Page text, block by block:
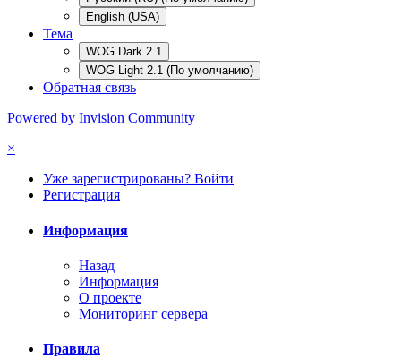
English (USA)
Тема
WOG Dark 2.1
WOG Light 2.1 (По умолчанию)
Обратная связь
Powered by Invision Community
×
Уже зарегистрированы? Войти
Регистрация
Информация
Назад
Информация
О проекте
Мониторинг сервера
Правила